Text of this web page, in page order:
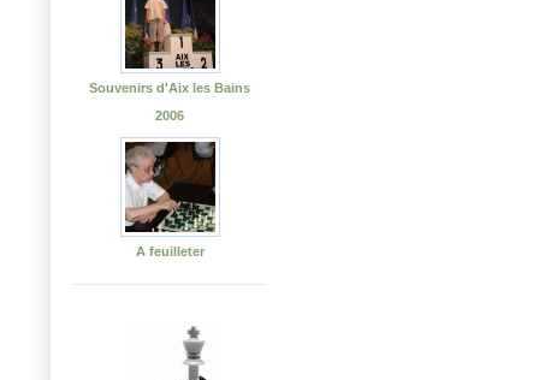
Souvenirs d'Aix les Bains
2006
A feuilleter